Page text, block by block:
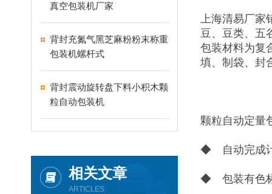
真空包装机厂家
背封充氮气黑芝麻粉粉末称重
包装机螺杆式
背封震动旋转盘下料小积木颗
粒自动包装机
相关文章
ARTICLES
上海清易厂家
豆、豆类、五
包装材料为复
填、制袋、封
颗粒自动定量
◆ 自动完成计
◆ 包装有色标